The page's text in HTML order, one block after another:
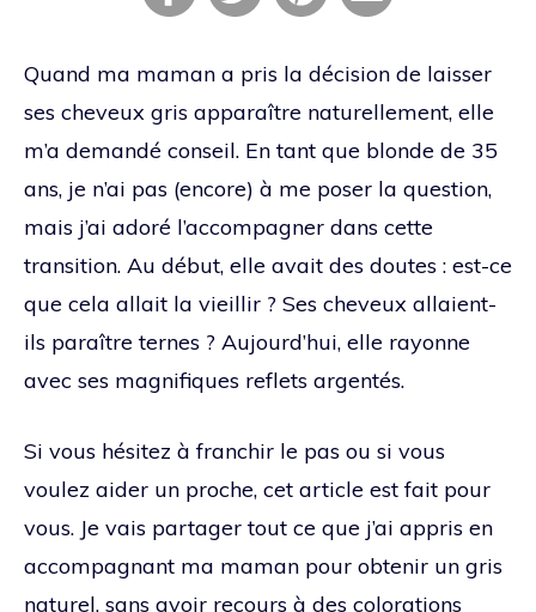
Quand ma maman a pris la décision de laisser
ses cheveux gris apparaître naturellement, elle
m’a demandé conseil. En tant que blonde de 35
ans, je n’ai pas (encore) à me poser la question,
mais j’ai adoré l’accompagner dans cette
transition. Au début, elle avait des doutes : est-ce
que cela allait la vieillir ? Ses cheveux allaient-
ils paraître ternes ? Aujourd’hui, elle rayonne
avec ses magnifiques reflets argentés.
Si vous hésitez à franchir le pas ou si vous
voulez aider un proche, cet article est fait pour
vous. Je vais partager tout ce que j’ai appris en
accompagnant ma maman pour obtenir un gris
naturel, sans avoir recours à des colorations